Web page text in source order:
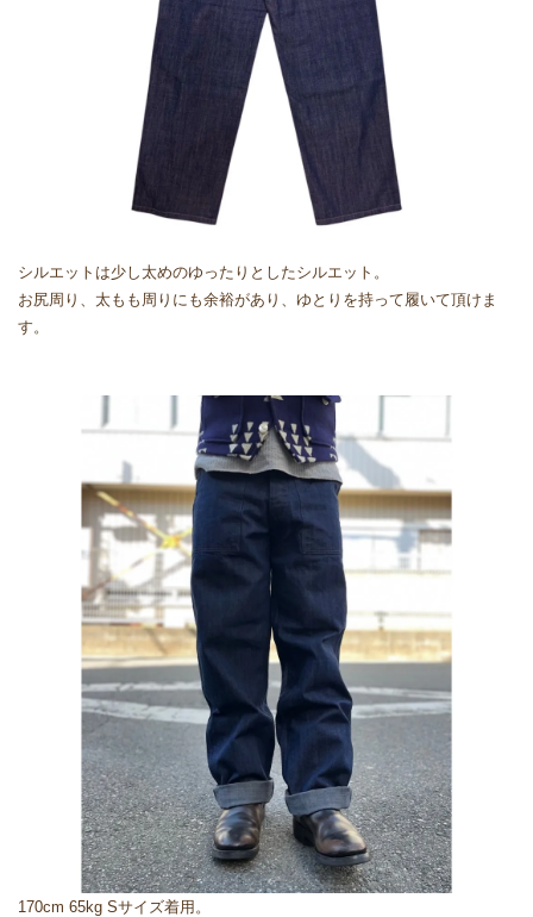
シルエットは少し太めのゆったりとしたシルエット。
お尻周り、太もも周りにも余裕があり、ゆとりを持って履いて頂けま
す。
170cm 65kg Sサイズ着用。